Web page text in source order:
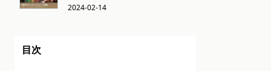
2024-02-14
目次